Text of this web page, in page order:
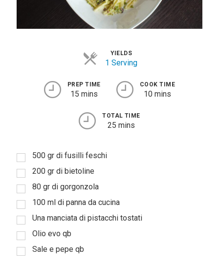
YIELDS
1 Serving
PREP TIME
15 mins
COOK TIME
10 mins
TOTAL TIME
25 mins
500 gr di fusilli feschi
200 gr di bietoline
80 gr di gorgonzola
100 ml di panna da cucina
Una manciata di pistacchi tostati
Olio evo qb
Sale e pepe qb